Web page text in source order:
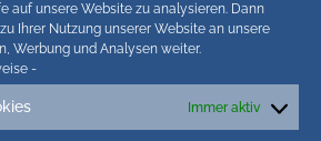
auf unsere Website zu analysieren. Dann
Ihrer Nutzung unserer Website an unsere
Werbung und Analysen weiter.
-
Immer aktiv